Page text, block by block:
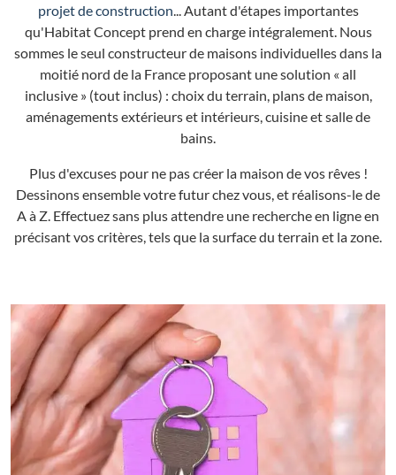
projet de construction... Autant d'étapes importantes
qu'Habitat Concept prend en charge intégralement. Nous
sommes le seul constructeur de maisons individuelles dans la
moitié nord de la France proposant une solution « all
inclusive » (tout inclus) : choix du terrain, plans de maison,
aménagements extérieurs et intérieurs, cuisine et salle de
bains.
Plus d'excuses pour ne pas créer la maison de vos rêves !
Dessinons ensemble votre futur chez vous, et réalisons-le de
A à Z. Effectuez sans plus attendre une recherche en ligne en
précisant vos critères, tels que la surface du terrain et la zone.